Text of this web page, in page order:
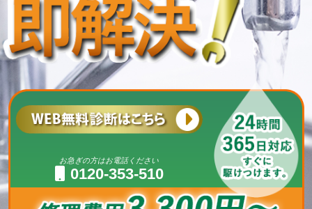
お急ぎの方はお電話ください
0120-353-510